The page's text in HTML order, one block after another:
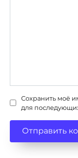
Сохранить моё
для